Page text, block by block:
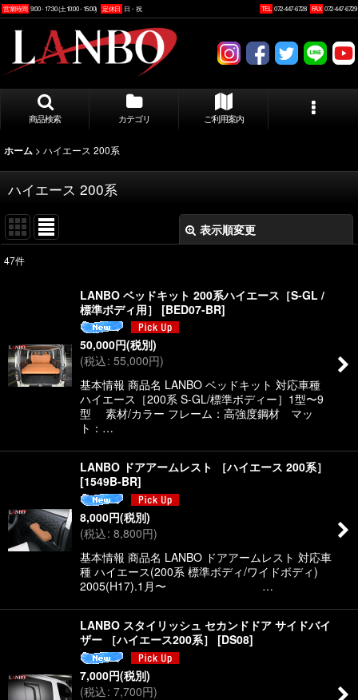
営業時間 9:00 - 17:30 (土10:00 - 15:00) 定休日 日・祝 TEL 072-447-6728 FAX 072-447-6729
商品検索 カテゴリ ご利用案内
ホーム > ハイエース 200系
ハイエース 200系
表示順変更
絞り込む
47件
LANBO ベッドキット 200系ハイエース［S-GL /
標準ボディ用］
[BED07-BR]
50,000円(税別)
(税込: 55,000円)
基本情報 商品名 LANBO ベッドキット 対応車種
ハイエース［200系 S-GL/標準ボディー］1型〜9
型 素材/カラー フレーム：高強度鋼材 マッ
ト：…
LANBO ドアアームレスト ［ハイエース 200系］
[1549B-BR]
8,000円(税別)
(税込: 8,800円)
基本情報 商品名 LANBO ドアアームレスト 対応車
種 ハイエース(200系 標準ボディ/ワイドボディ)
2005(H17).1月〜 …
LANBO スタイリッシュ セカンドドア サイドバイ
ザー ［ハイエース200系］
[DS08]
7,000円(税別)
(税込: 7,700円)